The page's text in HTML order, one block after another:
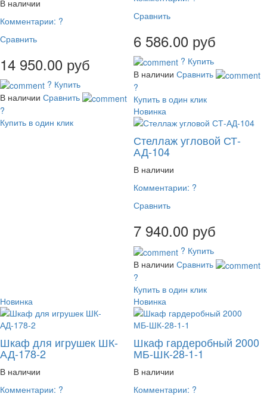
В наличии
Комментарии: ?
Сравнить
14 950.00 руб
? Купить
В наличии Сравнить
?
Купить в один клик
Сравнить
6 586.00 руб
? Купить
В наличии Сравнить
?
Купить в один клик
Новинка
Стеллаж угловой СТ-
АД-104
В наличии
Комментарии: ?
Сравнить
7 940.00 руб
? Купить
В наличии Сравнить
?
Купить в один клик
Новинка
Шкаф для игрушек ШК-
АД-178-2
В наличии
Комментарии: ?
Новинка
Шкаф гардеробный 2000
МБ-ШК-28-1-1
В наличии
Комментарии: ?